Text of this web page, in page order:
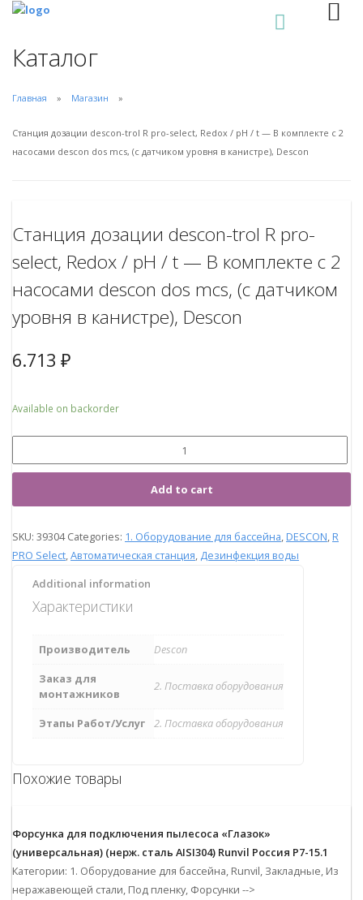
Каталог
Главная Магазин
Станция дозации descon-trol R pro-select, Redox / pH / t — В комплекте с 2
насосами descon dos mcs, (с датчиком уровня в канистре), Descon
Станция дозации descon-trol R pro-
select, Redox / pH / t — В комплекте с 2
насосами descon dos mcs, (с датчиком
уровня в канистре), Descon
6.713 ₽
Available on backorder
Add to cart
SKU: 39304 Categories: 1. Оборудование для бассейна DESCON R
PRO Select Автоматическая станция Дезинфекция воды
Additional information
Характеристики
Производитель
Descon
Заказ для
монтажников
2. Поставка оборудования
Этапы Работ/Услуг 2. Поставка оборудования
Похожие товары
Форсунка для подключения пылесоса «Глазок»
(универсальная) (нерж. сталь AISI304) Runvil Россия Р7-15.1
Категории: 1. Оборудование для бассейна, Runvil, Закладные, Из
неражавеющей стали, Под пленку, Форсунки -->